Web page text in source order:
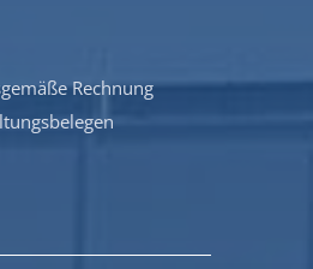
Rechnung